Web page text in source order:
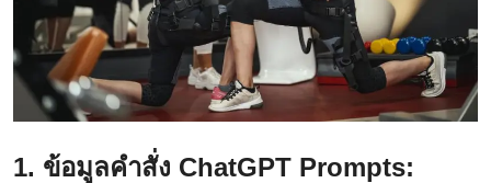
1. ข้อมูลคำสั่ง ChatGPT Prompts: